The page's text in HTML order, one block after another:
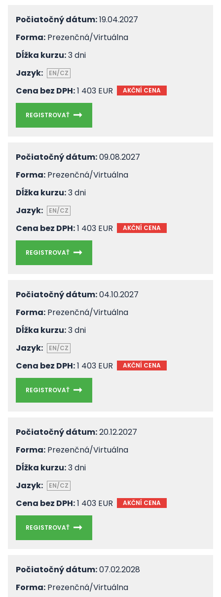
Počiatočný dátum:19.04.2027
Forma: Prezenčná/Virtuálna
Dĺžka kurzu:3 dni
Jazyk:
EN/CZ
Cena bez DPH:1 403 EUR AKČNÍ CENA
REGISTROVAŤ
Počiatočný dátum:09.08.2027
Forma: Prezenčná/Virtuálna
Dĺžka kurzu:3 dni
Jazyk:
EN/CZ
Cena bez DPH:1 403 EUR AKČNÍ CENA
REGISTROVAŤ
Počiatočný dátum:04.10.2027
Forma: Prezenčná/Virtuálna
Dĺžka kurzu:3 dni
Jazyk:
EN/CZ
Cena bez DPH:1 403 EUR AKČNÍ CENA
REGISTROVAŤ
Počiatočný dátum:20.12.2027
Forma: Prezenčná/Virtuálna
Dĺžka kurzu:3 dni
Jazyk:
EN/CZ
Cena bez DPH:1 403 EUR AKČNÍ CENA
REGISTROVAŤ
Počiatočný dátum:07.02.2028
Forma: Prezenčná/Virtuálna